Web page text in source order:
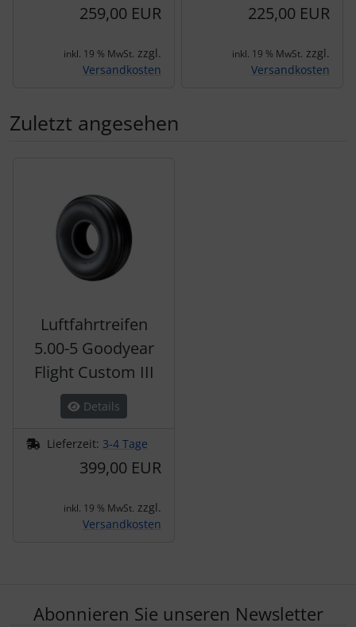
259,00 EUR
inkl. 19 % MwSt. zzgl.
Versandkosten
225,00 EUR
inkl. 19 % MwSt. zzgl.
Versandkosten
Zuletzt angesehen
Luftfahrtreifen
5.00-5 Goodyear
Flight Custom III
Details
Lieferzeit: 3-4 Tage
399,00 EUR
inkl. 19 % MwSt. zzgl.
Versandkosten
Abonnieren Sie unseren Newsletter